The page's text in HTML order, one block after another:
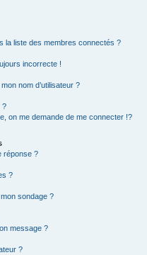
la liste des membres connectés ?
incorrecte !
nom d’utilisateur ?
?
on me demande de me connecter !?
réponse ?
?
sondage ?
message ?
?